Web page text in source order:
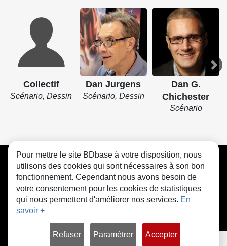
Collectif
Scénario, Dessin
Dan Jurgens
Scénario, Dessin
Dan G.
Chichester
Scénario
CGU FAQ Contact Cookies
Pour mettre le site BDbase à votre disposition, nous
utilisons des cookies qui sont nécessaires à son bon
fonctionnement. Cependant nous avons besoin de
votre consentement pour les cookies de statistiques
qui nous permettent d'améliorer nos services. En
savoir +
Refuser Paramétrer Accepter